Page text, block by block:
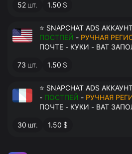
52 шт. 1.50 $
ПОСТПЕЙ - РУЧНАЯ
ПОЧТЕ - КУКИ - ВАТ
73 шт. 1.50 $
⭐ SNAPCHAT ADS АККАУНТЫ ⭐ ГЕО
- ПОСТПЕЙ - РУЧНАЯ
ПОЧТЕ - КУКИ - ВАТ
30 шт. 1.50 $